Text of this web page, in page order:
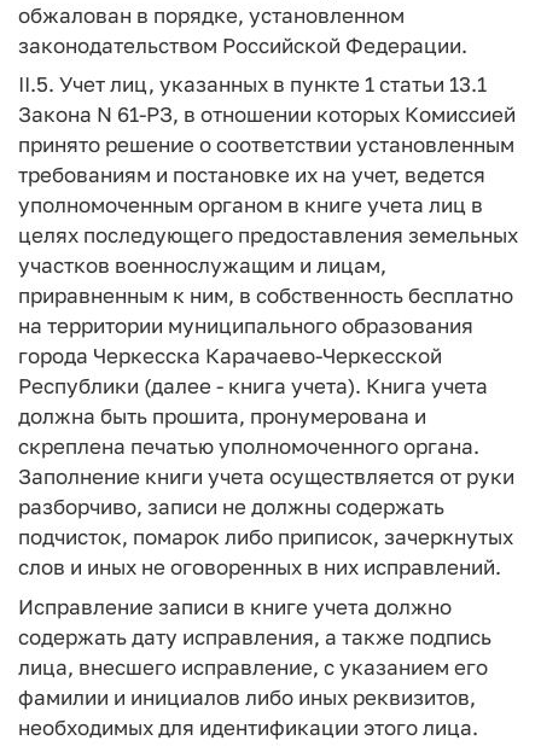
обжалован в порядке, установленном
законодательством Российской Федерации.
II.5. Учет лиц, указанных в пункте 1 статьи 13.1
Закона N 61-РЗ, в отношении которых Комиссией
принято решение о соответствии установленным
требованиям и постановке их на учет, ведется
уполномоченным органом в книге учета лиц в
целях последующего предоставления земельных
участков военнослужащим и лицам,
приравненным к ним, в собственность бесплатно
на территории муниципального образования
города Черкесска Карачаево-Черкесской
Республики (далее - книга учета). Книга учета
должна быть прошита, пронумерована и
скреплена печатью уполномоченного органа.
Заполнение книги учета осуществляется от руки
разборчиво, записи не должны содержать
подчисток, помарок либо приписок, зачеркнутых
слов и иных не оговоренных в них исправлений.
Исправление записи в книге учета должно
содержать дату исправления, а также подпись
лица, внесшего исправление, с указанием его
фамилии и инициалов либо иных реквизитов,
необходимых для идентификации этого лица.